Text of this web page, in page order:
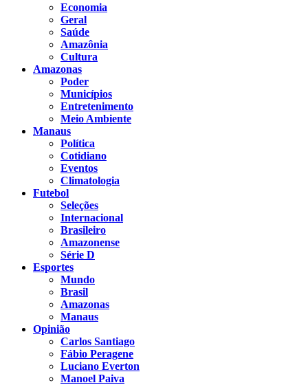
Economia
Geral
Saúde
Amazônia
Cultura
Amazonas
Poder
Municípios
Entretenimento
Meio Ambiente
Manaus
Política
Cotidiano
Eventos
Climatologia
Futebol
Seleções
Internacional
Brasileiro
Amazonense
Série D
Esportes
Mundo
Brasil
Amazonas
Manaus
Opinião
Carlos Santiago
Fábio Peragene
Luciano Everton
Manoel Paiva